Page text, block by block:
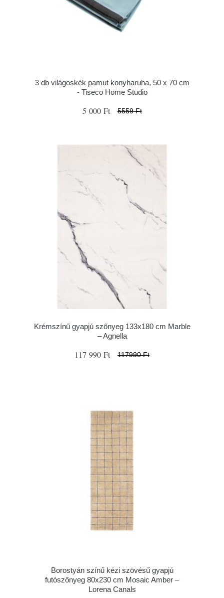
3 db világoskék pamut konyharuha, 50 x 70 cm
- Tiseco Home Studio
5 000 Ft 5559 Ft
Krémszínű gyapjú szőnyeg 133x180 cm Marble
– Agnella
117 990 Ft 117990 Ft
Borostyán színű kézi szövésű gyapjú
futószőnyeg 80x230 cm Mosaic Amber –
Lorena Canals